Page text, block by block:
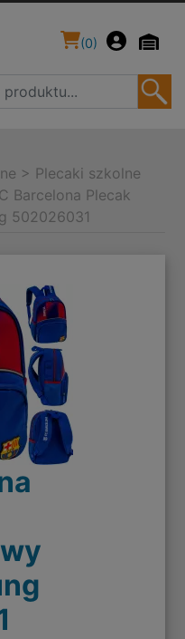
(0)
> Plecaki szkolne
Barcelona Plecak
502026031